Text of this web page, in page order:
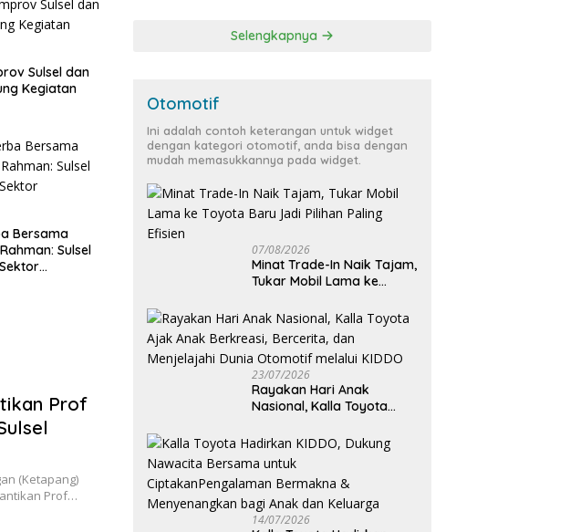
Sulsel dan
Kegiatan
Bersama
Sulsel
Prof
(Ketapang)
Prof…
Selengkapnya
Otomotif
Ini adalah contoh keterangan untuk widget
dengan kategori otomotif, anda bisa dengan
mudah memasukkannya pada widget.
07/08/2026
Minat Trade-In Naik Tajam,
Tukar Mobil Lama ke
Paling Efisien
23/07/2026
Rayakan Hari Anak
Nasional, Kalla Toyota
Bercerita, dan Menjelajahi
Dunia Otomotif melalui
KIDDO
14/07/2026